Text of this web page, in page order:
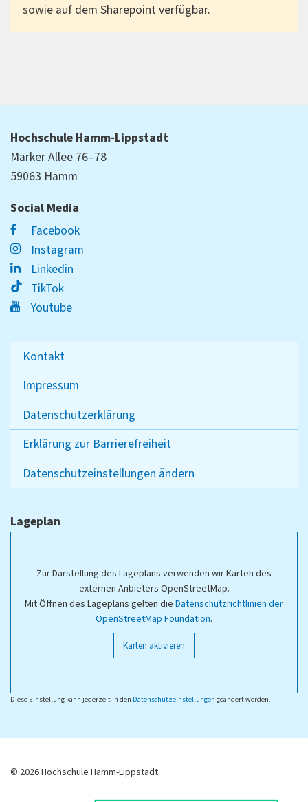
sowie auf dem Sharepoint verfügbar.
Hochschule Hamm-Lippstadt
Marker Allee 76–78
59063 Hamm
Social Media
Facebook
Instagram
Linkedin
TikTok
Youtube
Kontakt
Impressum
Datenschutzerklärung
Erklärung zur Barrierefreiheit
Datenschutzeinstellungen ändern
Lageplan
Zur Darstellung des Lageplans verwenden wir Karten des
externen Anbieters OpenStreetMap.
Mit Öffnen des Lageplans gelten die Datenschutzrichtlinien der
OpenStreetMap Foundation.
Karten aktivieren
Diese Einstellung kann jederzeit in den Datenschutzeinstellungen geändert werden.
© 2026 Hochschule Hamm-Lippstadt